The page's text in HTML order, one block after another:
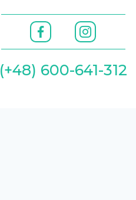
(+48) 600-641-312